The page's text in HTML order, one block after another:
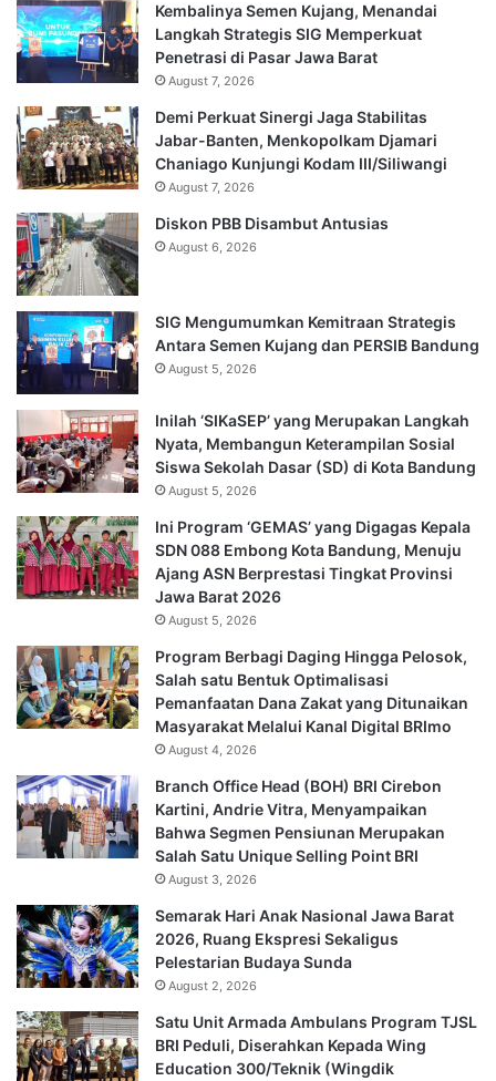
Kembalinya Semen Kujang, Menandai
Langkah Strategis SIG Memperkuat
Penetrasi di Pasar Jawa Barat
August 7, 2026
Demi Perkuat Sinergi Jaga Stabilitas
Jabar-Banten, Menkopolkam Djamari
Chaniago Kunjungi Kodam III/Siliwangi
August 7, 2026
Diskon PBB Disambut Antusias
August 6, 2026
SIG Mengumumkan Kemitraan Strategis
Antara Semen Kujang dan PERSIB Bandung
August 5, 2026
Inilah ‘SIKaSEP’ yang Merupakan Langkah
Nyata, Membangun Keterampilan Sosial
Siswa Sekolah Dasar (SD) di Kota Bandung
August 5, 2026
Ini Program ‘GEMAS’ yang Digagas Kepala
SDN 088 Embong Kota Bandung, Menuju
Ajang ASN Berprestasi Tingkat Provinsi
Jawa Barat 2026
August 5, 2026
Program Berbagi Daging Hingga Pelosok,
Salah satu Bentuk Optimalisasi
Pemanfaatan Dana Zakat yang Ditunaikan
Masyarakat Melalui Kanal Digital BRImo
August 4, 2026
Branch Office Head (BOH) BRI Cirebon
Kartini, Andrie Vitra, Menyampaikan
Bahwa Segmen Pensiunan Merupakan
Salah Satu Unique Selling Point BRI
August 3, 2026
Semarak Hari Anak Nasional Jawa Barat
2026, Ruang Ekspresi Sekaligus
Pelestarian Budaya Sunda
August 2, 2026
Satu Unit Armada Ambulans Program TJSL
BRI Peduli, Diserahkan Kepada Wing
Education 300/Teknik (Wingdik